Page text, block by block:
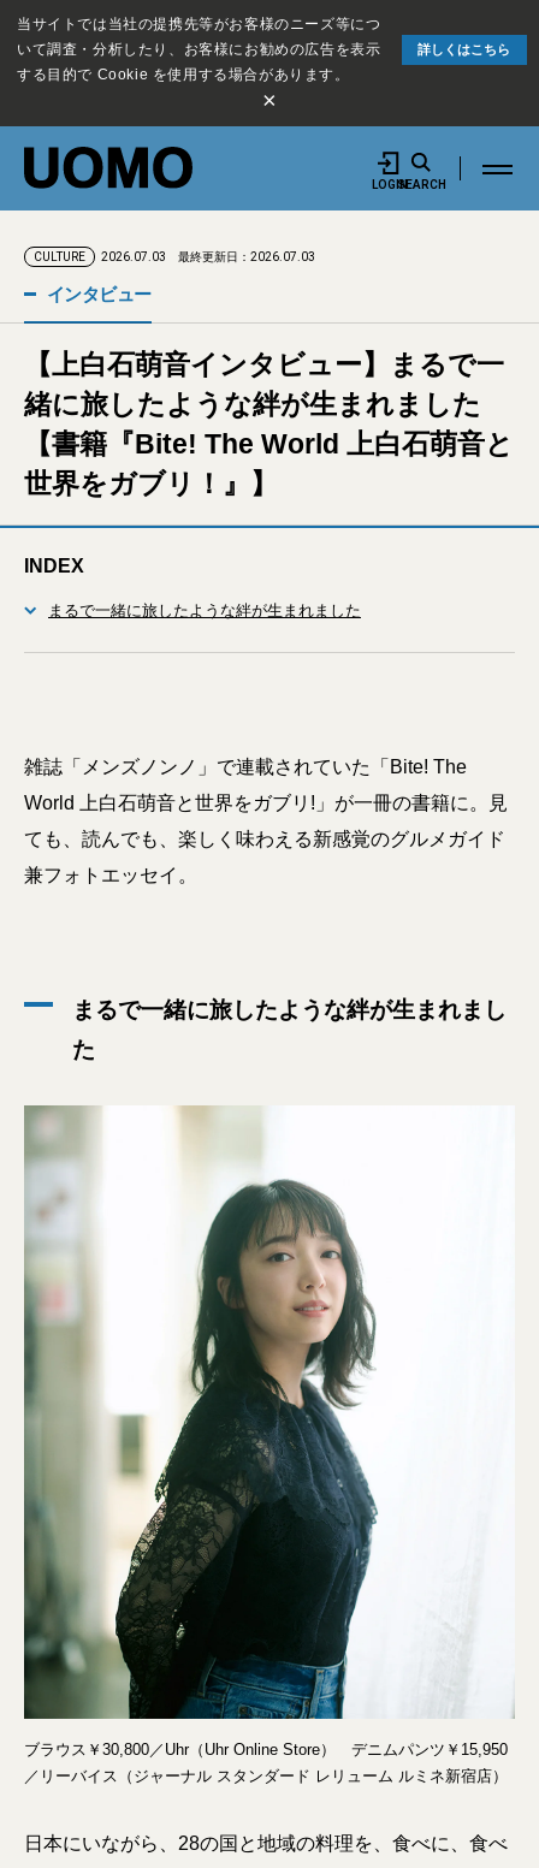
当サイトでは当社の提携先等がお客様のニーズ等につ
いて調査・分析したり、お客様にお勧めの広告を表示
する目的で Cookie を使用する場合があります。
詳しくはこちら
×
LOGINSEARCH
CULTURE 2026.07.03 最終更新日：2026.07.03
インタビュー
【上白石萌音インタビュー】まるで一
緒に旅したような絆が生まれました
【書籍『Bite! The World 上白石萌音と
世界をガブリ！』】
INDEX
まるで一緒に旅したような絆が生まれました
雑誌「メンズノンノ」で連載されていた「Bite! The
World 上白石萌音と世界をガブリ!」が一冊の書籍に。見
ても、読んでも、楽しく味わえる新感覚のグルメガイド
兼フォトエッセイ。
まるで一緒に旅したような絆が生まれまし
た
ブラウス￥30,800／Uhr（Uhr Online Store） デニムパンツ￥15,950
／リーバイス（ジャーナル スタンダード レリューム ルミネ新宿店）
日本にいながら、28の国と地域の料理を、食べに、食べ